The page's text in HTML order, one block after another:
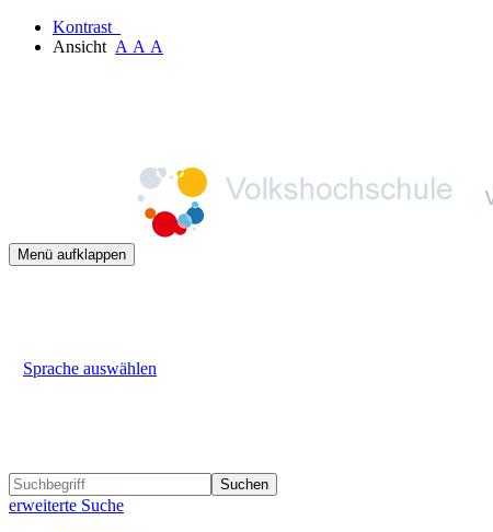
Kontrast
Ansicht A A A
Menü aufklappen
Sprache auswählen
Suchen
erweiterte Suche